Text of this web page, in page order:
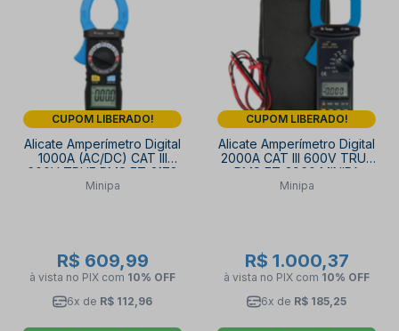
CUPOM LIBERADO!
Alicate Amperímetro Digital
1000A (AC/DC) CAT III
600V TRUE RMS ET-3178
MINIPA
Minipa
R$ 609,99
à vista no PIX com 10% OFF
6x de R$ 112,96
CUPOM LIBERADO!
Alicate Amperímetro Digital
2000A CAT III 600V TRUE
RMS ET-3960 MINIPA
Minipa
R$ 1.000,37
à vista no PIX com 10% OFF
6x de R$ 185,25